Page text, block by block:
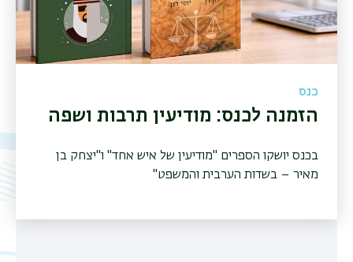
כנס
הזמנה לכנס: מודיעין תרבות ושפה
בכנס יושקו הספרים "מודיעין של איש אחד" ו"יצחק בן
מאיר – בשדות הערבית והמשפט"